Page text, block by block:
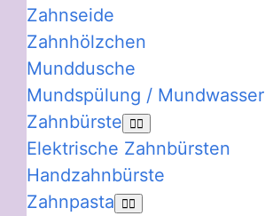
Zahnseide
Zahnhölzchen
Munddusche
Mundspülung / Mundwasser
Zahnbürste
Elektrische Zahnbürsten
Handzahnbürste
Zahnpasta